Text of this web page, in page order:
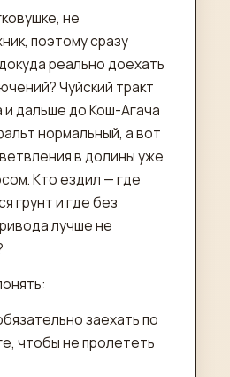
не
поэтому сразу
реально доехать
Чуйский тракт
и дальше до Кош-Агача
нормальный, а вот
в долины уже
Кто ездил — где
грунт и где без
лучше не
заехать по
чтобы не пролететь